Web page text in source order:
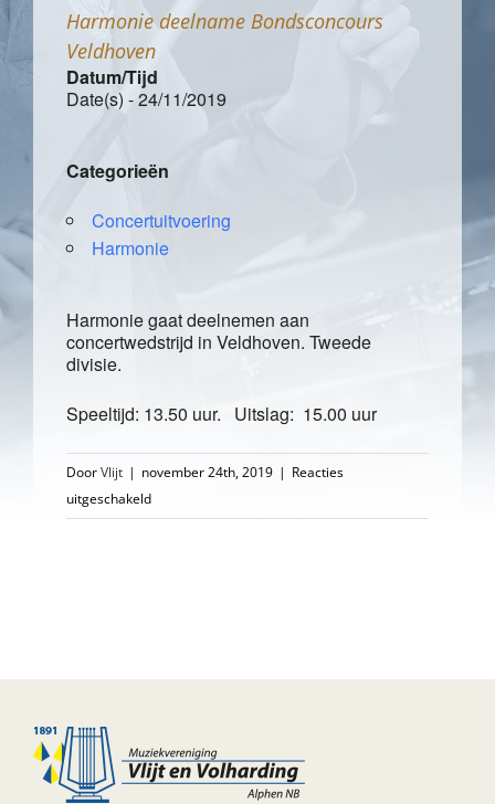
Harmonie deelname Bondsconcours
Veldhoven
Datum/Tijd
Date(s) - 24/11/2019
Categorieën
Concertuitvoering
Harmonie
Harmonie gaat deelnemen aan
concertwedstrijd in Veldhoven. Tweede
divisie.
Speeltijd: 13.50 uur. Uitslag: 15.00 uur
DoorVlijt | november 24th, 2019 | Reacties
uitgeschakeldvoor
Harmonie